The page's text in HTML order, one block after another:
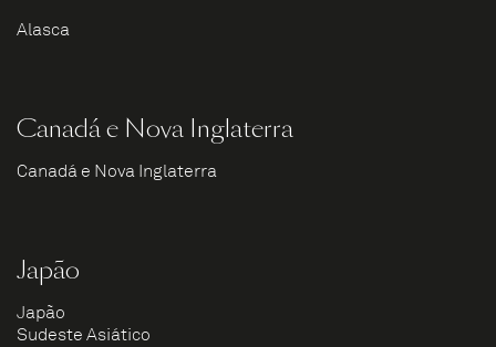
Alasca
Canadá e Nova Inglaterra
Canadá e Nova Inglaterra
Japão
Japão
Sudeste Asiático